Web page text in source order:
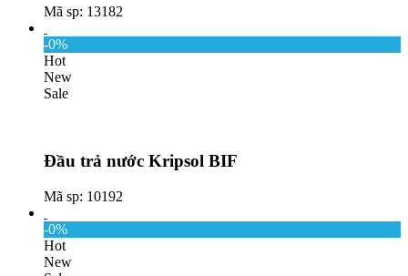
Mã sp: 13182
-0%
Hot
New
Sale
Đầu trả nước Kripsol BIF
Mã sp: 10192
-0%
Hot
New